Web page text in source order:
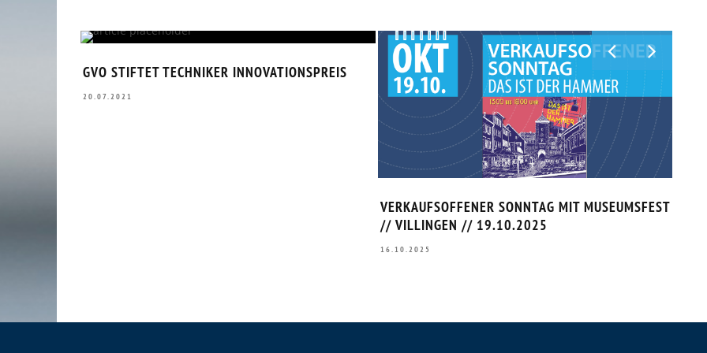
GVO STIFTET TECHNIKER INNOVATIONSPREIS
20.07.2021
VERKAUFSOFFENER SONNTAG MIT MUSEUMSFEST
// VILLINGEN // 19.10.2025
16.10.2025